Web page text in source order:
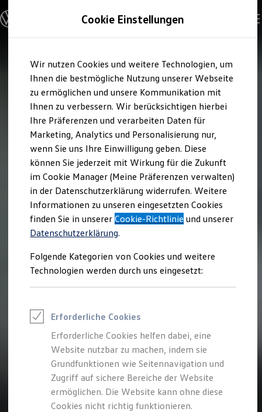
Hauptinhalt
springen
Footer
springen
Modelle und Konfigurator
Konfigurator
Modelle vergleichen
Elektroautos
ENERGY Sondermodelle
Nutzfahrzeuge
SUV und CUV
Familienautos
Kombis
Kompaktwagen
Sportwagen
Schnell verfügbare Fahrzeuge
Angebote und Produkte
Aktuelle Angebote
E-Auto-Förderung
Volkswagen Marktplatz
Die ENERGY Sondermodelle
Junge Gebrauchtwagen und Gebrauchtwagen
Volkswagen Zertifizierte Gebrauchtwagen
Elektromobilität bei Gebrauchtwagen
Saisonangebote
Reifenpakete
Leasing
Leasing-Angebote
Elektroauto Leasing
Kleinwagen-Leasing
Leasing ohne Anzahlung
Finanzierung
Autokredit mit Schlussrate
Versicherungen und Garantien
Kfz-Versicherung
Restschuldversicherungen
Garantien
Cookie Einstellungen
Wir nutzen Cookies und weitere Technologien, um
Ihnen die bestmögliche Nutzung unserer Webseite
zu ermöglichen und unsere Kommunikation mit
Ihnen zu verbessern. Wir berücksichtigen hierbei
Ihre Präferenzen und verarbeiten Daten für
Marketing, Analytics und Personalisierung nur,
wenn Sie uns Ihre Einwilligung geben. Diese
können Sie jederzeit mit Wirkung für die Zukunft
im Cookie Manager (Meine Präferenzen verwalten)
in der Datenschutzerklärung widerrufen. Weitere
Informationen zu unseren eingesetzten Cookies
finden Sie in unsererCookie-Richtlinie und unserer
Datenschutzerklärung.
Folgende Kategorien von Cookies und weitere
Technologien werden durch uns eingesetzt:
Erforderliche Cookies
Erforderliche Cookies helfen dabei, eine
Website nutzbar zu machen, indem sie
Grundfunktionen wie Seitennavigation und
Zugriff auf sichere Bereiche der Website
ermöglichen. Die Website kann ohne diese
Cookies nicht richtig funktionieren.